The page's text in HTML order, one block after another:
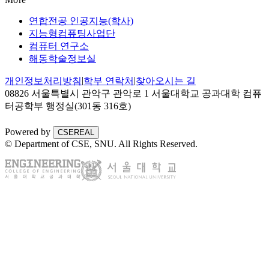
연합전공 인공지능(학사)
지능형컴퓨팅사업단
컴퓨터 연구소
해동학술정보실
개인정보처리방침|학부 연락처 |찾아오시는 길
08826 서울특별시 관악구 관악로 1 서울대학교 공과대학 컴퓨
터공학부 행정실(301동 316호)
Powered by CSEREAL
© Department of CSE, SNU. All Rights Reserved.